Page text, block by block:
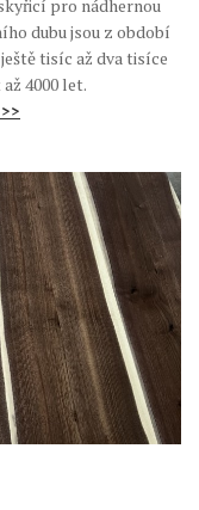
pro nádhernou
dubu jsou z období
tisíc až dva tisíce
4000 let.